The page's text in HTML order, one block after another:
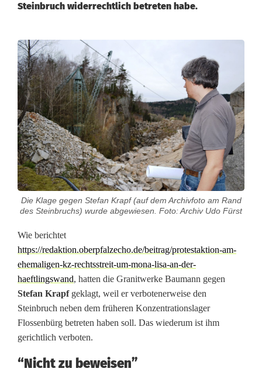
Steinbruch widerrechtlich betreten habe.
M
o
n
a
L
i
s
a
m
S
t
e
i
n
Die Klage gegen Stefan Krapf (auf dem Archivfoto am Rand
des Steinbruchs) wurde abgewiesen. Foto: Archiv Udo Fürst
Wie berichtet
https://redaktion.oberpfalzecho.de/beitrag/protestaktion-am-
ehemaligen-kz-rechtsstreit-um-mona-lisa-an-der-
haeftlingswand, hatten die Granitwerke Baumann gegen
Stefan Krapfgeklagt, weil er verbotenerweise den
Steinbruch neben dem früheren Konzentrationslager
Flossenbürg betreten haben soll. Das wiederum ist ihm
gerichtlich verboten.
“Nicht zu beweisen”